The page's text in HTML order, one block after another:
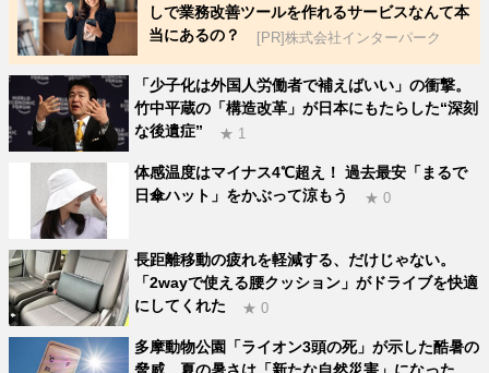
しで業務改善ツールを作れるサービスなんて本
当にあるの？
[PR]株式会社インターパーク
「少子化は外国人労働者で補えばいい」の衝撃。
竹中平蔵の「構造改革」が日本にもたらした“深刻
な後遺症”
★ 1
体感温度はマイナス4℃超え！ 過去最安「まるで
日傘ハット」をかぶって涼もう
★ 0
長距離移動の疲れを軽減する、だけじゃない。
「2wayで使える腰クッション」がドライブを快適
にしてくれた
★ 0
多摩動物公園「ライオン3頭の死」が示した酷暑の